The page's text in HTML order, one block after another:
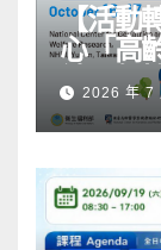
【活動
心「高
社區韌
2026 年 7